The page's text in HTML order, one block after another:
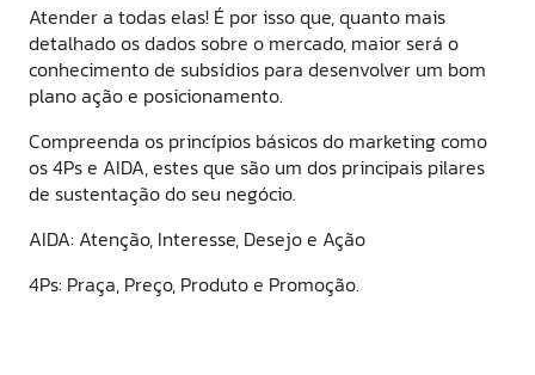
Atender a todas elas! É por isso que, quanto mais
detalhado os dados sobre o mercado, maior será o
conhecimento de subsídios para desenvolver um bom
plano ação e posicionamento.
Compreenda os princípios básicos do marketing como
os 4Ps e AIDA, estes que são um dos principais pilares
de sustentação do seu negócio.
AIDA: Atenção, Interesse, Desejo e Ação
4Ps: Praça, Preço, Produto e Promoção.